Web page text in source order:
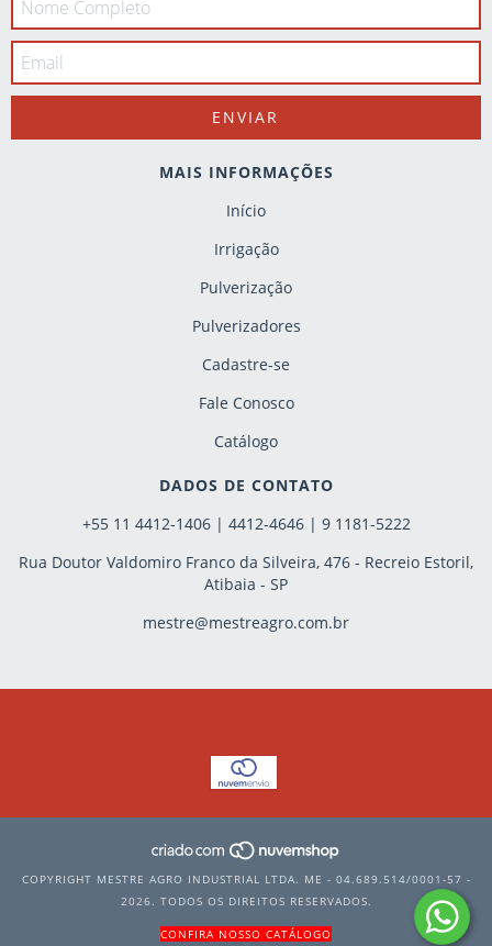
MAIS INFORMAÇÕES
Início
Irrigação
Pulverização
Pulverizadores
Cadastre-se
Fale Conosco
Catálogo
DADOS DE CONTATO
+55 11 4412-1406 | 4412-4646 | 9 1181-5222
Rua Doutor Valdomiro Franco da Silveira, 476 - Recreio Estoril,
Atibaia - SP
mestre@mestreagro.com.br
COPYRIGHT MESTRE AGRO INDUSTRIAL LTDA. ME - 04.689.514/0001-57 -
2026. TODOS OS DIREITOS RESERVADOS.
CONFIRA NOSSO CATÁLOGO